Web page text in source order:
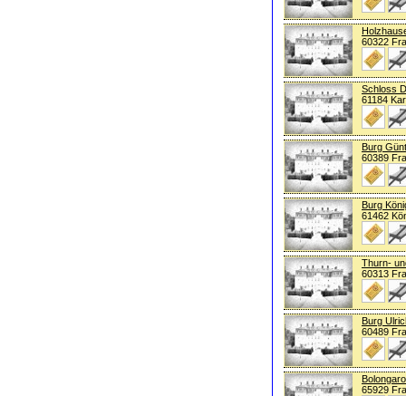
60322
Schloss
61184
Burg
60389
Burg
61462
Thurn-
60313
Burg
60489
65929